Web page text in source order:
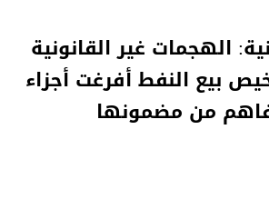
الهجمات غير القانونية
بيع النفط أفرغت أجزاء
من مضمونها